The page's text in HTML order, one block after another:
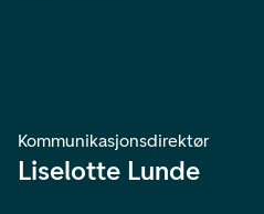
Kommunikasjonsdirektør
Liselotte Lunde